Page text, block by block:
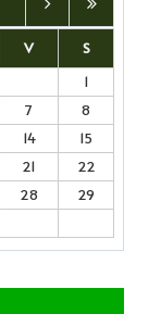
V
S
1
7
8
14
15
21
22
28
29